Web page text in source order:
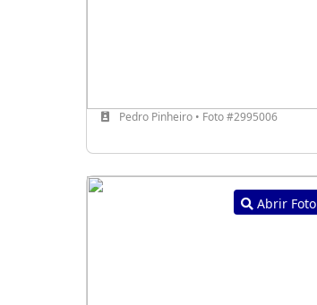
Pedro Pinheiro • Foto #2995006
Abrir Foto